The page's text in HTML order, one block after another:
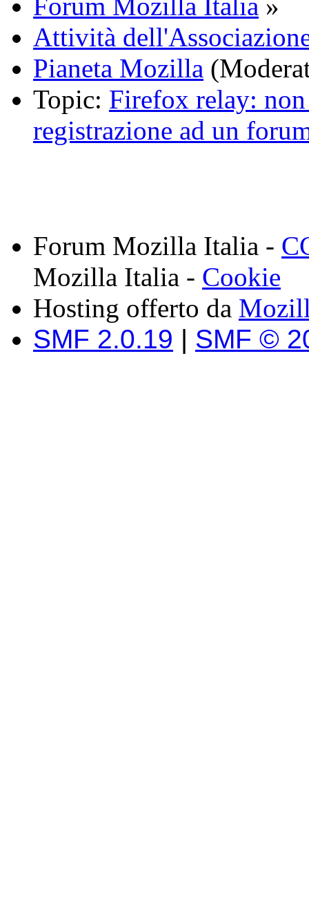
Forum Mozilla Italia »
Attività
Pianeta Mozilla
Topic: Firefox relay:
registrazione ad un
Forum Mozilla Italia -
Mozilla Italia - Cookie
Hosting offerto da
SMF 2.0.19 | SMF ©